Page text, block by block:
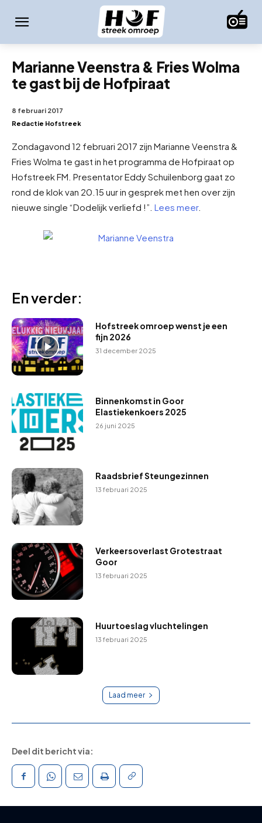
Marianne Veenstra & Fries Wolma
te gast bij de Hofpiraat
8 februari 2017
Redactie Hofstreek
Zondagavond 12 februari 2017 zijn Marianne Veenstra &
Fries Wolma te gast in het programma de Hofpiraat op
Hofstreek FM. Presentator Eddy Schuilenborg gaat zo
rond de klok van 20.15 uur in gesprek met hen over zijn
nieuwe single “Dodelijk verliefd !”. Lees meer.
En verder:
Hofstreek omroep wenst je een
fijn 2026
31 december 2025
Binnenkomst in Goor
Elastiekenkoers 2025
26 juni 2025
Raadsbrief Steungezinnen
13 februari 2025
Verkeersoverlast Grotestraat
Goor
13 februari 2025
Huurtoeslag vluchtelingen
13 februari 2025
Laad meer
Deel dit bericht via: